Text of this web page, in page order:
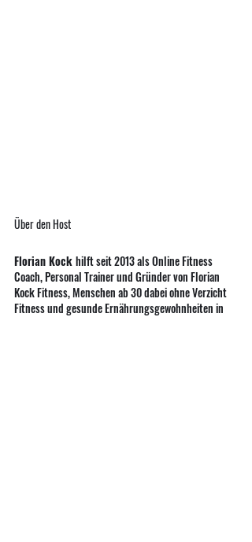
Über den Host
Florian Kock hilft seit 2013 als Online Fitness
Coach, Personal Trainer und Gründer von Florian
Kock Fitness, Menschen ab 30 dabei ohne Verzicht
Fitness und gesunde Ernährungsgewohnheiten in